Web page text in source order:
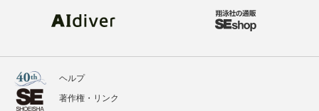
ヘルプ
著作権・リンク